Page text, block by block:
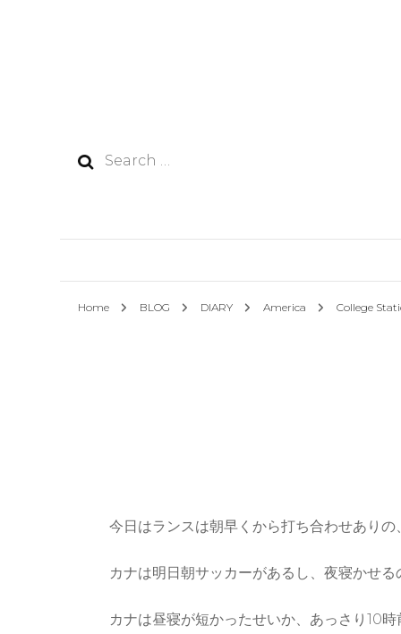
Search
Home BLOG DIARY America College
今日はランスは朝早くから打ち合わせありの
カナは明日朝サッカーがあるし、夜寝かせる
カナは昼寝が短かったせいか、あっさり10